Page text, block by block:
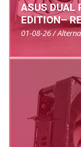
ASUS DUAL
EDITION–
01-08-26 /